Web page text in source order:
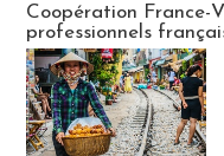
Coopération France-
professionnels